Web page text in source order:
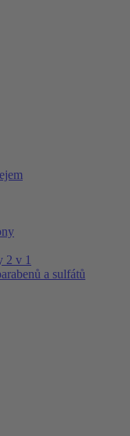
2 v 1
a sulfátů